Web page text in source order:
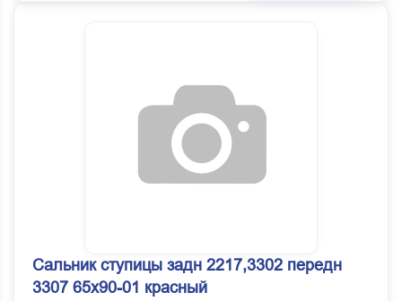
Сальник ступицы задн 2217,3302 передн
3307 65х90-01 красный